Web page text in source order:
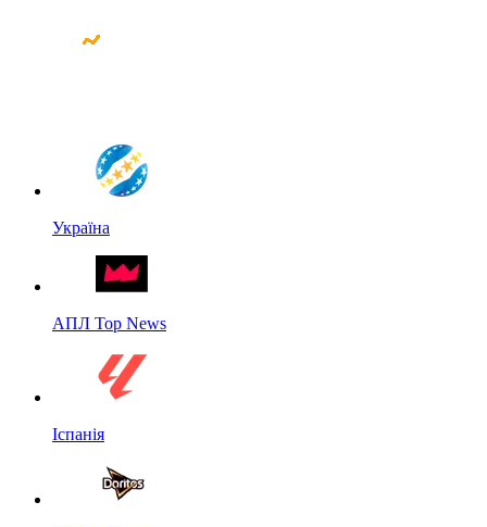
Україна
АПЛ Top News
Іспанія